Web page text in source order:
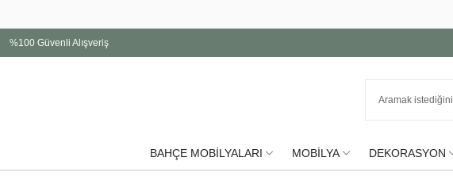
%100 Güvenli Alışveriş
BAHÇE MOBİLYALARI MOBİLYA DEKORASYON